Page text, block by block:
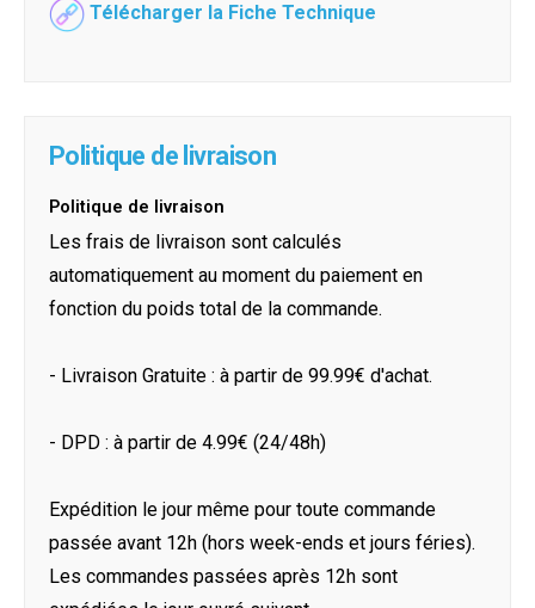
Télécharger la Fiche Technique
Politique de livraison
Politique de livraison
Les frais de livraison sont calculés
automatiquement au moment du paiement en
fonction du poids total de la commande.
- Livraison Gratuite : à partir de 99.99€ d'achat.
- DPD : à partir de 4.99€ (24/48h)
Expédition le jour même pour toute commande
passée avant 12h (hors week-ends et jours féries).
Les commandes passées après 12h sont